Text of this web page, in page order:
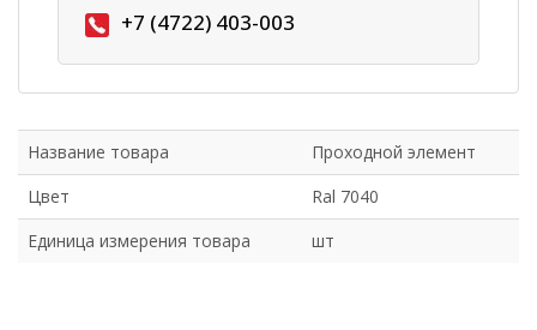
+7 (4722) 403-003
Название товара
Проходной элемент
Цвет
Ral 7040
Единица измерения товара
шт